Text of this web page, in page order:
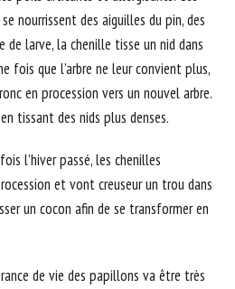
nourrissent des aiguilles du pin, des
de larve, la chenille tisse un nid dans
fois que l’arbre ne leur convient plus,
en procession vers un nouvel arbre.
tissant des nids plus denses.
l’hiver passé, les chenilles
et vont creuseur un trou dans
un cocon afin de se transformer en
de vie des papillons va être très